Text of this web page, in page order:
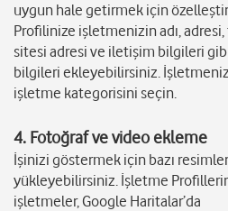
uygun hale getirmek için
Profilinize işletmenizin adı,
sitesi adresi ve iletişim bilgileri
bilgileri ekleyebilirsiniz.
işletme kategorisini seçin.
4. Fotoğraf ve video ekleme
İşinizi göstermek için bazı
yükleyebilirsiniz. İşletme
işletmeler, Google Haritalar’da